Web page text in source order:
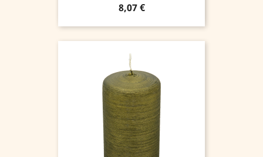
Prix
8,07 €